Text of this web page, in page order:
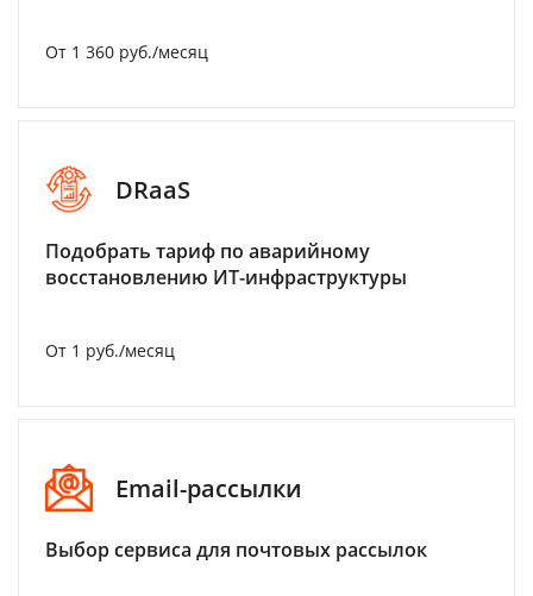
От 1 360 руб./месяц
DRaaS
Подобрать тариф по аварийному
восстановлению ИТ-инфраструктуры
От 1 руб./месяц
Email-рассылки
Выбор сервиса для почтовых рассылок